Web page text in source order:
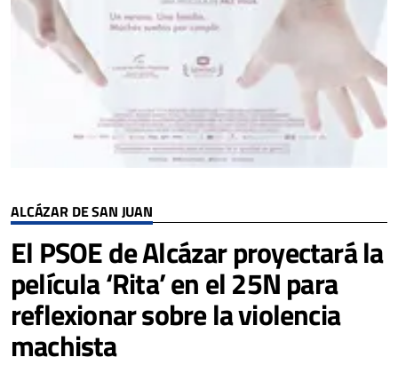
ALCÁZAR DE SAN JUAN
El PSOE de Alcázar proyectará la
película ‘Rita’ en el 25N para
reflexionar sobre la violencia
machista